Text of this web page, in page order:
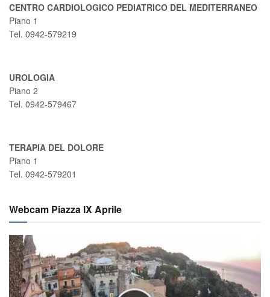
CENTRO CARDIOLOGICO PEDIATRICO DEL MEDITERRANEO
Piano 1
Tel. 0942-579219
UROLOGIA
Piano 2
Tel. 0942-579467
TERAPIA DEL DOLORE
Piano 1
Tel. 0942-579201
Webcam Piazza IX Aprile